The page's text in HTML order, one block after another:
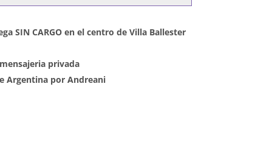
SIN CARGO en el centro de Villa Ballester
privada
Argentina por Andreani